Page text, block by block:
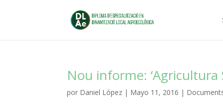
Nou informe:
por Daniel López | Mayo 11, 2016 |